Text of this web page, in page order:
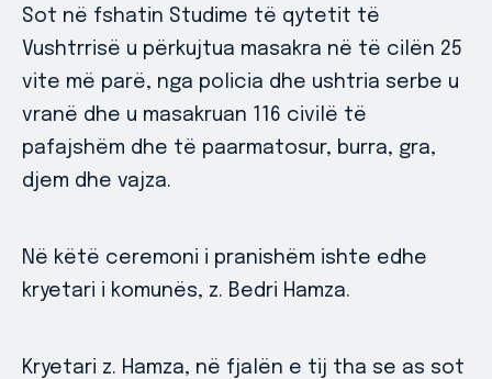
Sot në fshatin Studime të qytetit të
Vushtrrisë u përkujtua masakra në të cilën 25
vite më parë, nga policia dhe ushtria serbe u
vranë dhe u masakruan 116 civilë të
pafajshëm dhe të paarmatosur, burra, gra,
djem dhe vajza.
Në këtë ceremoni i pranishëm ishte edhe
kryetari i komunës, z. Bedri Hamza.
Kryetari z. Hamza, në fjalën e tij tha se as sot